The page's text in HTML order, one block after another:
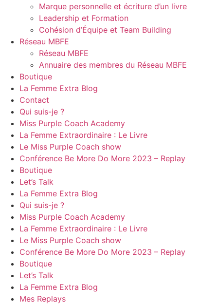
Marque personnelle et écriture d’un livre
Leadership et Formation
Cohésion d’Équipe et Team Building
Réseau MBFE
Réseau MBFE
Annuaire des membres du Réseau MBFE
Boutique
La Femme Extra Blog
Contact
Qui suis-je ?
Miss Purple Coach Academy
La Femme Extraordinaire : Le Livre
Le Miss Purple Coach show
Conférence Be More Do More 2023 – Replay
Boutique
Let’s Talk
La Femme Extra Blog
Qui suis-je ?
Miss Purple Coach Academy
La Femme Extraordinaire : Le Livre
Le Miss Purple Coach show
Conférence Be More Do More 2023 – Replay
Boutique
Let’s Talk
La Femme Extra Blog
Mes Replays